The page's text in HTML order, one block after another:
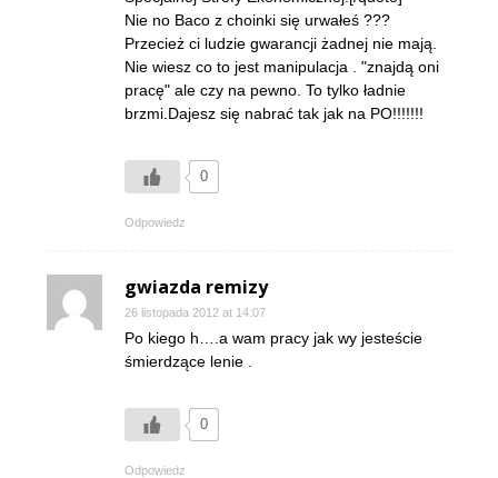
Nie no Baco z choinki się urwałeś ???
Przecież ci ludzie gwarancji żadnej nie mają.
Nie wiesz co to jest manipulacja . "znajdą oni
pracę" ale czy na pewno. To tylko ładnie
brzmi.Dajesz się nabrać tak jak na PO!!!!!!!
0
Odpowiedz
gwiazda remizy
26 listopada 2012 at 14:07
Po kiego h….a wam pracy jak wy jesteście
śmierdzące lenie .
0
Odpowiedz